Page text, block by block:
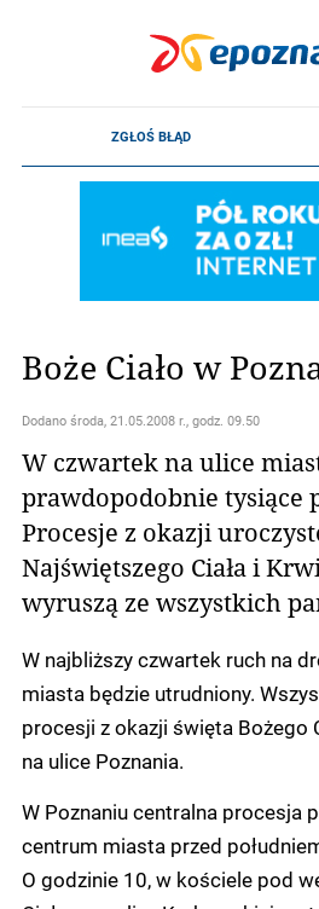
Boże Ciało w
Dodano środa, 21.05.2008 r., godz. 09.50
W czwartek na ulice
prawdopodobnie tysiące
Procesje z okazji
Najświętszego Ciała i
wyruszą ze wszystkich
W najbliższy czwartek ruch na
miasta będzie utrudniony.
procesji z okazji święta Bożego
na ulice Poznania.
W Poznaniu centralna procesja
centrum miasta przed
O godzinie 10, w kościele pod